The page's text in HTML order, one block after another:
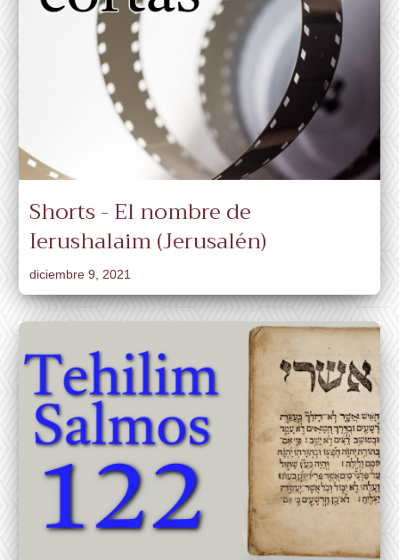
Shorts - El nombre de
Ierushalaim (Jerusalén)
diciembre 9, 2021